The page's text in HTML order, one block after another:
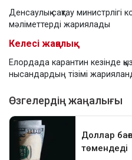
Денсаулық сақтау министрлігі
мәліметтерді жариялады
Келесі жаңалық
Елордада карантин кезінде
нысандардың тізімі